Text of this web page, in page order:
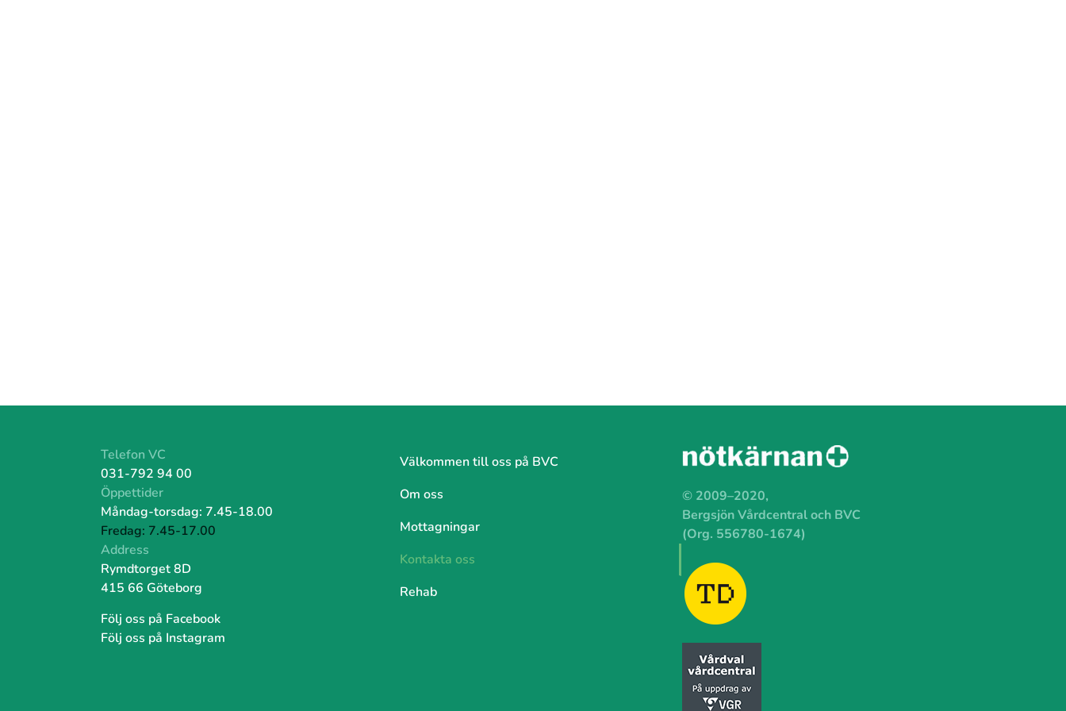
Telefon VC
031-792 94 00
Öppettider
Måndag-torsdag: 7.45-18.00
Fredag: 7.45-17.00
Address
Rymdtorget 8D
415 66 Göteborg
Följ oss på Facebook
Följ oss på Instagram
Välkommen till oss på BVC
Om oss
Mottagningar
Kontakta oss
Rehab
© 2009–2020,
Bergsjön Vårdcentral och BVC
(Org. 556780-1674)